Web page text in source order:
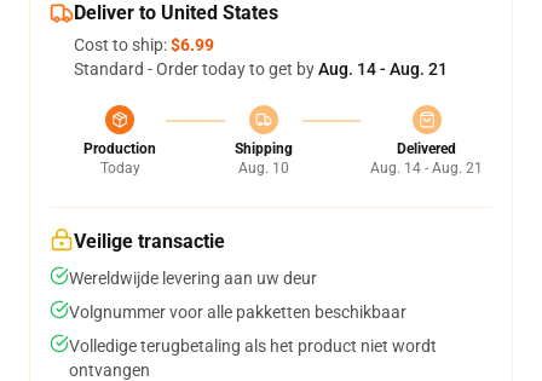
Deliver to United States
Cost to ship:$6.99
Standard - Order today to get byAug. 14 - Aug. 21
Production
Today
Shipping
Aug. 10
Delivered
Aug. 14 - Aug. 21
Veilige transactie
Wereldwijde levering aan uw deur
Volgnummer voor alle pakketten beschikbaar
Volledige terugbetaling als het product niet wordt
ontvangen